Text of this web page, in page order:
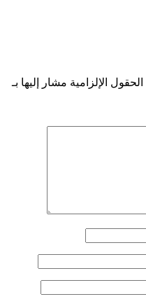
الحقول الإلزامية مشار إليها بـ